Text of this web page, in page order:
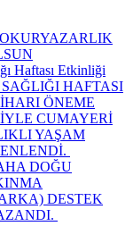
Haftası Etkinliği
HAFTASI
ÖNEME
CUMAYERİ
YAŞAM
DOĞU
DESTEK